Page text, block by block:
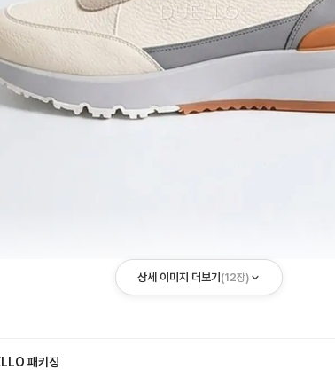
상세 이미지 더보기 (12장)
패키징